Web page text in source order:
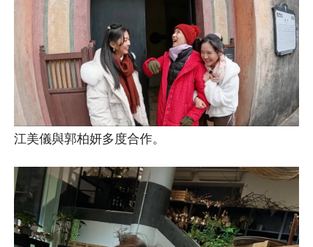
江美儀與郭柏妍多度合作。